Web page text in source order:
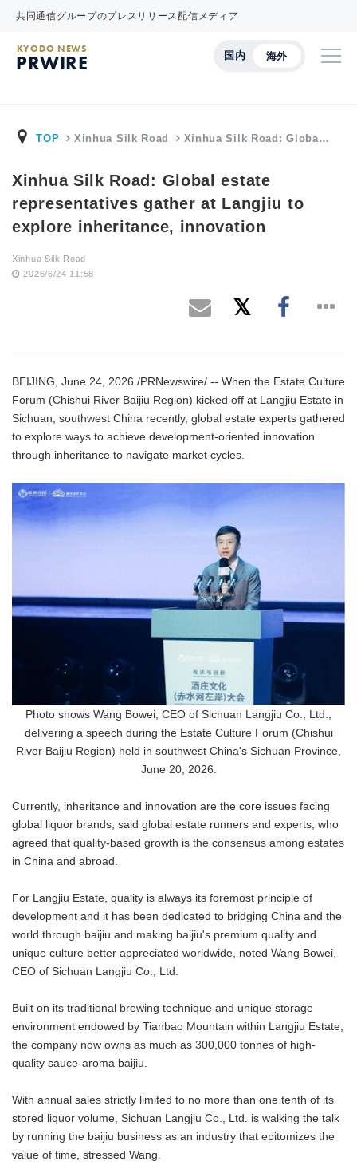
共同通信グループのプレスリリース配信メディア
国内 海外
KYODO NEWS
PRWIRE
TOP Xinhua Silk Road Xinhua Silk Road: Globa…
Xinhua Silk Road: Global estate
representatives gather at Langjiu to
explore inheritance, innovation
Xinhua Silk Road
2026/6/24 11:58
BEIJING, June 24, 2026 /PRNewswire/ -- When the Estate Culture
Forum (Chishui River Baijiu Region) kicked off at Langjiu Estate in
Sichuan, southwest China recently, global estate experts gathered
to explore ways to achieve development-oriented innovation
through inheritance to navigate market cycles.
Photo shows Wang Bowei, CEO of Sichuan Langjiu Co., Ltd.,
delivering a speech during the Estate Culture Forum (Chishui
River Baijiu Region) held in southwest China's Sichuan Province,
June 20, 2026.
Currently, inheritance and innovation are the core issues facing
global liquor brands, said global estate runners and experts, who
agreed that quality-based growth is the consensus among estates
in China and abroad.
For Langjiu Estate, quality is always its foremost principle of
development and it has been dedicated to bridging China and the
world through baijiu and making baijiu's premium quality and
unique culture better appreciated worldwide, noted Wang Bowei,
CEO of Sichuan Langjiu Co., Ltd.
Built on its traditional brewing technique and unique storage
environment endowed by Tianbao Mountain within Langjiu Estate,
the company now owns as much as 300,000 tonnes of high-
quality sauce-aroma baijiu.
With annual sales strictly limited to no more than one tenth of its
stored liquor volume, Sichuan Langjiu Co., Ltd. is walking the talk
by running the baijiu business as an industry that epitomizes the
value of time, stressed Wang.